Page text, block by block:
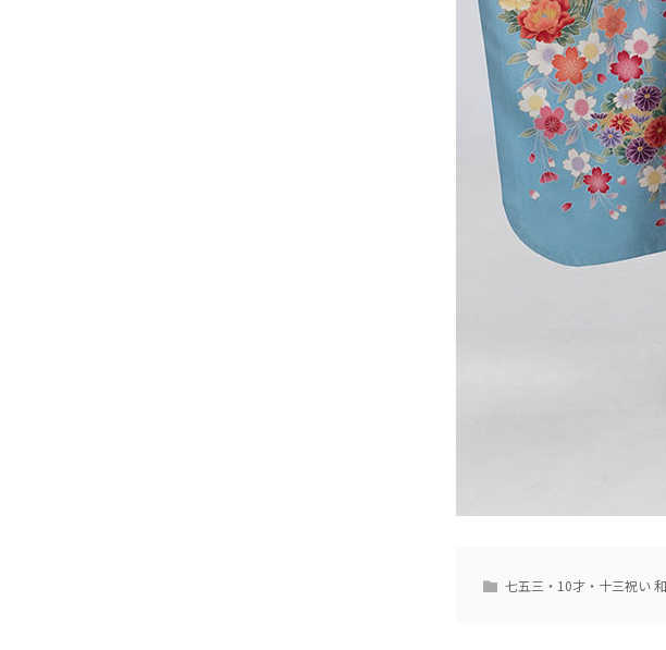
七五三・10才・十三祝い